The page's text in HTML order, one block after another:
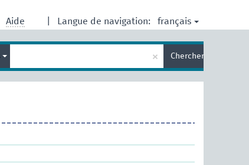
Langue de navigation: français
Aide
terme
de
× Chercher